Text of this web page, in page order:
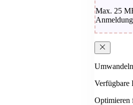
Max. 25
Anmeldung
Verfügbare
Optimieren